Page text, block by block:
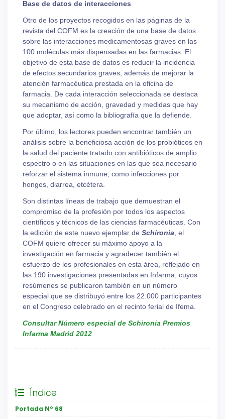
Base de datos de interacciones
Otro de los proyectos recogidos en las páginas de la
revista del COFM es la creación de una base de datos
sobre las interacciones medicamentosas graves en las
100 moléculas más dispensadas en las farmacias. El
objetivo de esta base de datos es reducir la incidencia
de efectos secundarios graves, además de mejorar la
atención farmacéutica prestada en la oficina de
farmacia. De cada interacción seleccionada se destaca
su mecanismo de acción, gravedad y medidas que hay
que adoptar, así como la bibliografía que la defiende.
Por último, los lectores pueden encontrar también un
análisis sobre la beneficiosa acción de los probióticos en
la salud del paciente tratado con antibióticos de amplio
espectro o en las situaciones en las que sea necesario
reforzar el sistema inmune, como infecciones por
hongos, diarrea, etcétera.
Son distintas líneas de trabajo que demuestran el
compromiso de la profesión por todos los aspectos
científicos y técnicos de las ciencias farmacéuticas. Con
la edición de este nuevo ejemplar de Schironia , el
COFM quiere ofrecer su máximo apoyo a la
investigación en farmacia y agradecer también el
esfuerzo de los profesionales en esta área, reflejado en
las 190 investigaciones presentadas en Infarma, cuyos
resúmenes se publicaron también en un número
especial que se distribuyó entre los 22.000 participantes
en el Congreso celebrado en el recinto ferial de Ifema.
Consultar Número especial de Schironia Premios
Infarma Madrid 2012
Índice
Portada Nº 68